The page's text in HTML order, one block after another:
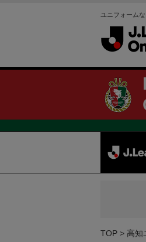
ユニフォーム
TOP 高知